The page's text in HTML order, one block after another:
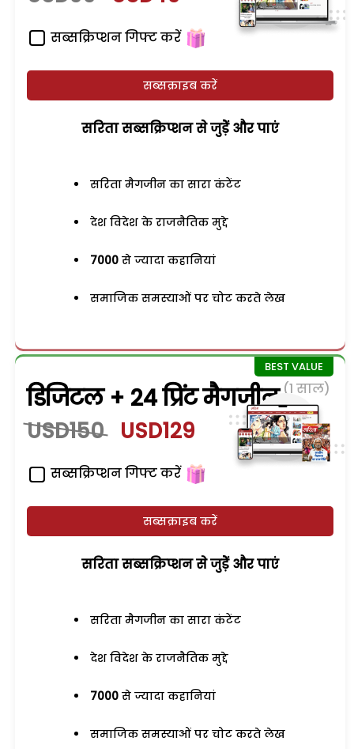
सब्सक्रिप्शन गिफ्ट करें
सब्सक्राइब करें
सरिता सब्सक्रिप्शन से जुड़ेें और पाएं
सरिता मैगजीन का सारा कंटेंट
देश विदेश के राजनैतिक मुद्दे
7000 से ज्यादा कहानियां
समाजिक समस्याओं पर चोट करते लेख
डिजिटल + 24 प्रिंट मैगजीन (1 साल)
USD150 USD129
सब्सक्रिप्शन गिफ्ट करें
सब्सक्राइब करें
सरिता सब्सक्रिप्शन से जुड़ेें और पाएं
सरिता मैगजीन का सारा कंटेंट
देश विदेश के राजनैतिक मुद्दे
7000 से ज्यादा कहानियां
समाजिक समस्याओं पर चोट करते लेख